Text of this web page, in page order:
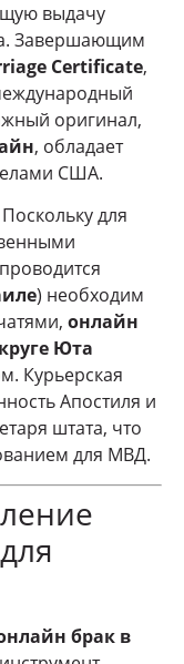
выдачу
Завершающим
Certificate,
оригинал,
, обладает
США.
Поскольку для
) необходим
онлайн
Юта
Курьерская
Апостиля и
штата, что
для МВД.
брак в